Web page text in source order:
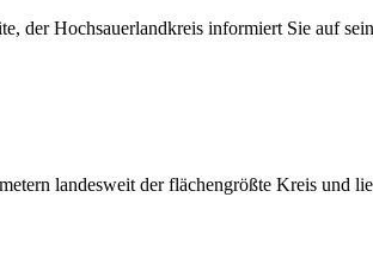
der Hochsauerlandkreis informiert Sie auf
landesweit der flächengrößte Kreis und